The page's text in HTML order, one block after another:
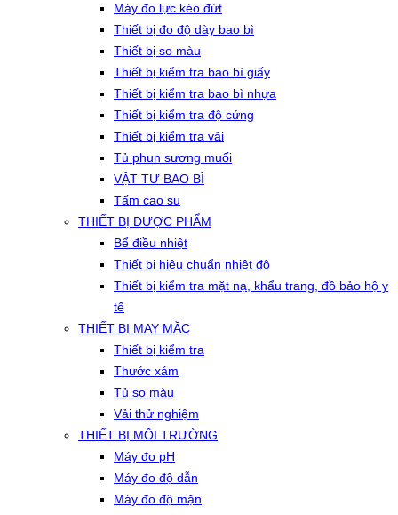
Máy đo lực kéo đứt
Thiết bị đo độ dày bao bì
Thiết bị so màu
Thiết bị kiểm tra bao bì giấy
Thiết bị kiểm tra bao bì nhựa
Thiết bị kiểm tra độ cứng
Thiết bị kiểm tra vải
Tủ phun sương muối
VẬT TƯ BAO BÌ
Tấm cao su
THIẾT BỊ DƯỢC PHẨM
Bể điều nhiệt
Thiết bị hiệu chuẩn nhiệt độ
Thiết bị kiểm tra mặt nạ, khẩu trang, đồ bảo hộ y
tế
THIẾT BỊ MAY MẶC
Thiết bị kiểm tra
Thước xám
Tủ so màu
Vải thử nghiệm
THIẾT BỊ MÔI TRƯỜNG
Máy đo pH
Máy đo độ dẫn
Máy đo độ mặn